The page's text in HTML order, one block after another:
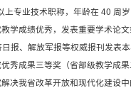
个意识”、坚定 “四
应具有博士学位和
厚，相关研究成果或
日报、光明日报、经